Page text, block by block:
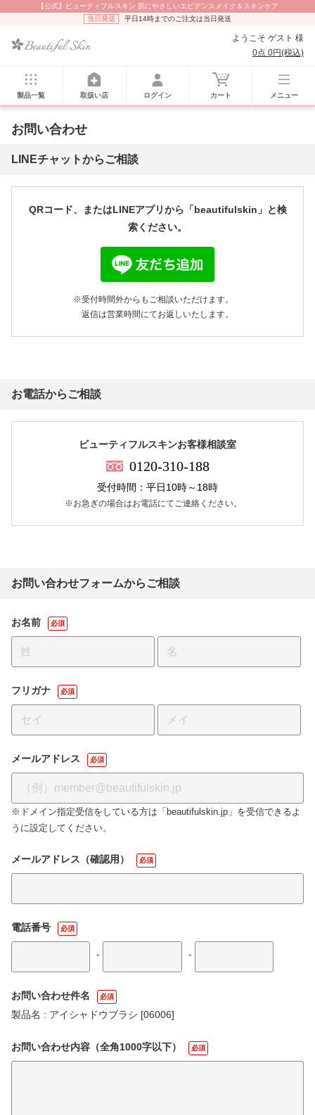
【公式】ビューティフルスキン 肌にやさしいエビデンスメイク＆スキンケア
当日発送
平日14時までのご注文は当日発送
ようこそ ゲスト 様
0点 0円(税込)
製品一覧 取扱い店 ログイン カート メニュー
お問い合わせ
LINEチャットからご相談
QRコード、またはLINEアプリから「beautifulskin」と検
索ください。
※受付時間外からもご相談いただけます。
返信は営業時間にてお返しいたします。
お電話からご相談
ビューティフルスキンお客様相談室
0120-310-188
受付時間：平日10時～18時
※お急ぎの場合はお電話にてご連絡ください。
お問い合わせフォームからご相談
お名前 必須
フリガナ 必須
メールアドレス 必須
※ドメイン指定受信をしている方は「beautifulskin.jp」を受信できるよ
うに設定してください。
メールアドレス（確認用） 必須
電話番号 必須
- -
お問い合わせ件名 必須
製品名 : アイシャドウブラシ [06006]
お問い合わせ内容（全角1000字以下） 必須